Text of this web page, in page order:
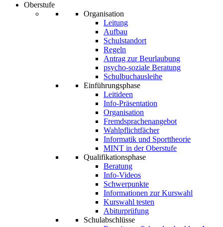
Oberstufe
Organisation
Leitung
Aufbau
Schulstandort
Regeln
Antrag zur Beurlaubung
psycho-soziale Beratung
Schulbuchausleihe
Einführungsphase
Leitideen
Info-Präsentation
Organisation
Fremdsprachenangebot
Wahlpflichtfächer
Informatik und Sporttheorie
MINT in der Oberstufe
Qualifikationsphase
Beratung
Info-Videos
Schwerpunkte
Informationen zur Kurswahl
Kurswahl testen
Abiturprüfung
Schulabschlüsse